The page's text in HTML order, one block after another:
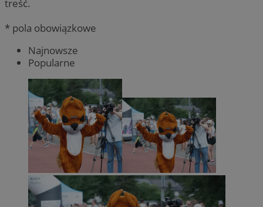
treść.
* pola obowiązkowe
Najnowsze
Popularne